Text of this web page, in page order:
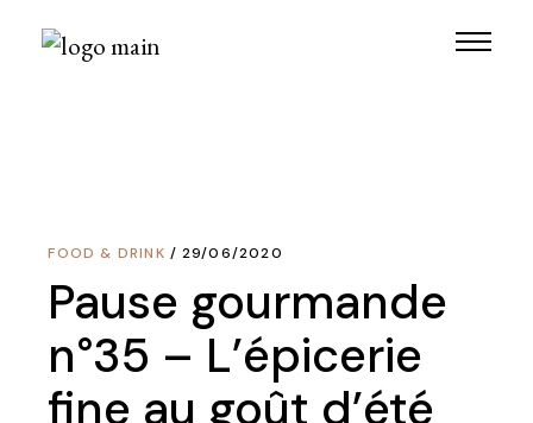
FOOD & DRINK 29/06/2020
Pause gourmande
n°35 – L’épicerie
fine au goût d’été